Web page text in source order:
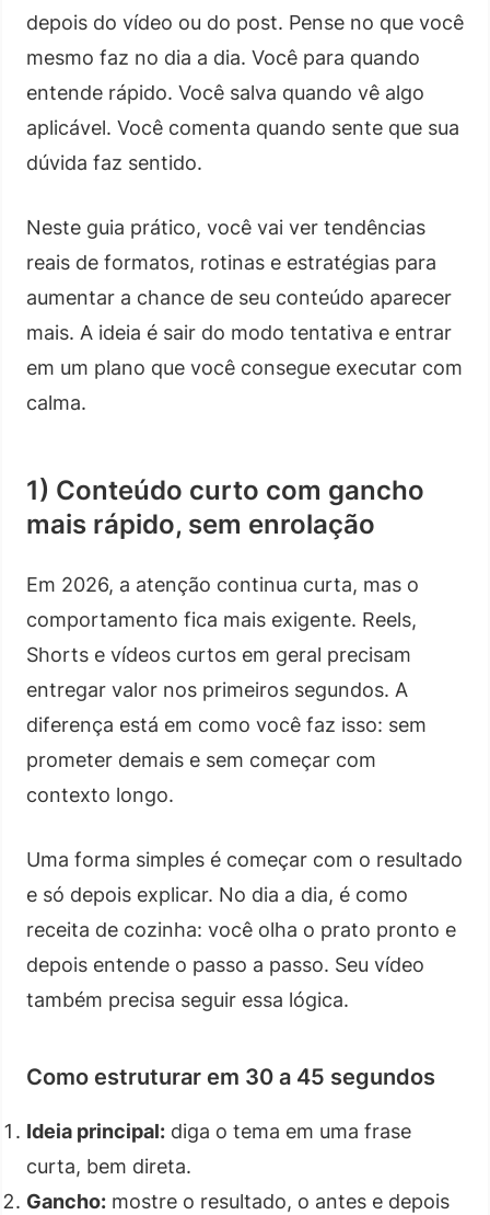
depois do vídeo ou do post. Pense no que você
mesmo faz no dia a dia. Você para quando
entende rápido. Você salva quando vê algo
aplicável. Você comenta quando sente que sua
dúvida faz sentido.
Neste guia prático, você vai ver tendências
reais de formatos, rotinas e estratégias para
aumentar a chance de seu conteúdo aparecer
mais. A ideia é sair do modo tentativa e entrar
em um plano que você consegue executar com
calma.
1) Conteúdo curto com gancho
mais rápido, sem enrolação
Em 2026, a atenção continua curta, mas o
comportamento fica mais exigente. Reels,
Shorts e vídeos curtos em geral precisam
entregar valor nos primeiros segundos. A
diferença está em como você faz isso: sem
prometer demais e sem começar com
contexto longo.
Uma forma simples é começar com o resultado
e só depois explicar. No dia a dia, é como
receita de cozinha: você olha o prato pronto e
depois entende o passo a passo. Seu vídeo
também precisa seguir essa lógica.
Como estruturar em 30 a 45 segundos
Ideia principal: diga o tema em uma frase
curta, bem direta.
Gancho: mostre o resultado, o antes e depois